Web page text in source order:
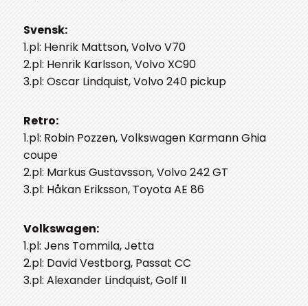
Svensk:
1.pl: Henrik Mattson, Volvo V70
2.pl: Henrik Karlsson, Volvo XC90
3.pl: Oscar Lindquist, Volvo 240 pickup
Retro:
1.pl: Robin Pozzen, Volkswagen Karmann Ghia
coupe
2.pl: Markus Gustavsson, Volvo 242 GT
3.pl: Håkan Eriksson, Toyota AE 86
Volkswagen:
1.pl: Jens Tommila, Jetta
2.pl: David Vestborg, Passat CC
3.pl: Alexander Lindquist, Golf II